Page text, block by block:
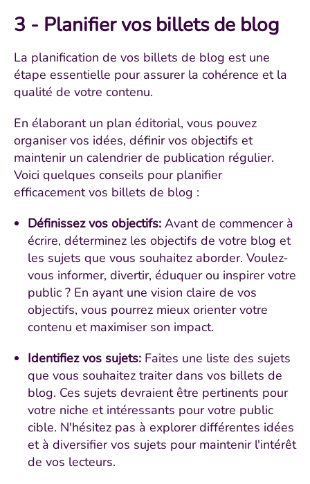
3 - Planifier vos billets de blog
La planification de vos billets de blog est une
étape essentielle pour assurer la cohérence et la
qualité de votre contenu.
En élaborant un plan éditorial, vous pouvez
organiser vos idées, définir vos objectifs et
maintenir un calendrier de publication régulier.
Voici quelques conseils pour planifier
efficacement vos billets de blog :
Définissez vos objectifs: Avant de commencer à
écrire, déterminez les objectifs de votre blog et
les sujets que vous souhaitez aborder. Voulez-
vous informer, divertir, éduquer ou inspirer votre
public ? En ayant une vision claire de vos
objectifs, vous pourrez mieux orienter votre
contenu et maximiser son impact.
Identifiez vos sujets: Faites une liste des sujets
que vous souhaitez traiter dans vos billets de
blog. Ces sujets devraient être pertinents pour
votre niche et intéressants pour votre public
cible. N'hésitez pas à explorer différentes idées
et à diversifier vos sujets pour maintenir l'intérêt
de vos lecteurs.